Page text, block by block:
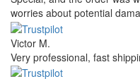
worries about potential
Victor M.
Very professional, fast